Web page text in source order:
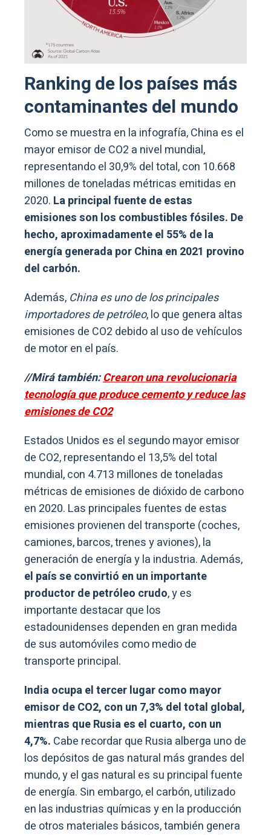
Ranking de los países más
contaminantes del mundo
Como se muestra en la infografía, China es el
mayor emisor de CO2 a nivel mundial,
representando el 30,9% del total, con 10.668
millones de toneladas métricas emitidas en
2020. La principal fuente de estas
emisiones son los combustibles fósiles. De
hecho, aproximadamente el 55% de la
energía generada por China en 2021 provino
del carbón.
Además, China es uno de los principales
importadores de petróleo, lo que genera altas
emisiones de CO2 debido al uso de vehículos
de motor en el país.
//Mirá también:Crearon una revolucionaria
tecnología que produce cemento y reduce las
emisiones de CO2
Estados Unidos es el segundo mayor emisor
de CO2, representando el 13,5% del total
mundial, con 4.713 millones de toneladas
métricas de emisiones de dióxido de carbono
en 2020. Las principales fuentes de estas
emisiones provienen del transporte (coches,
camiones, barcos, trenes y aviones), la
generación de energía y la industria. Además,
el país se convirtió en un importante
productor de petróleo crudo, y es
importante destacar que los
estadounidenses dependen en gran medida
de sus automóviles como medio de
transporte principal.
India ocupa el tercer lugar como mayor
emisor de CO2, con un 7,3% del total global,
mientras que Rusia es el cuarto, con un
4,7%. Cabe recordar que Rusia alberga uno de
los depósitos de gas natural más grandes del
mundo, y el gas natural es su principal fuente
de energía. Sin embargo, el carbón, utilizado
en las industrias químicas y en la producción
de otros materiales básicos, también genera